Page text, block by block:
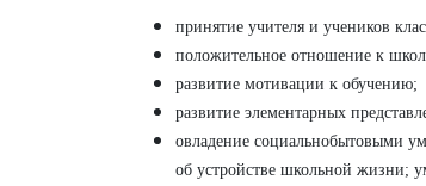
принятие учителя и учеников
положительное отношение к
развитие мотивации к обучению;
развитие элементарных
овладение социально­бытовыми
об устройстве школьной жизни;